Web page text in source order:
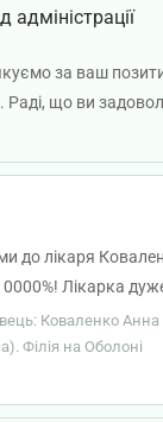
адміністрації
за ваш
Раді, що ви
Анни
здоров'я!
до лікаря
Лікарка
відповіла на
дала
акуратно,
які не
Коваленко
Філія на Оболоні